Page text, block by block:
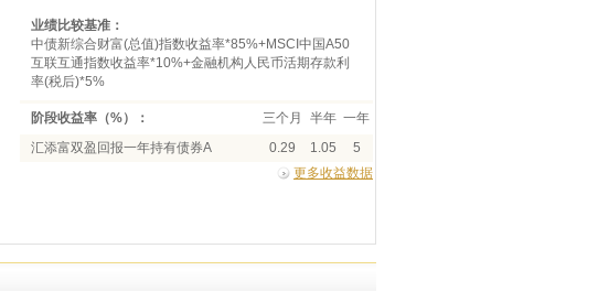
业绩比较基准：
中债新综合财富(总值)指数收益率*85%+MSCI中国A50
互联互通指数收益率*10%+金融机构人民币活期存款利
率(税后)*5%
阶段收益率（%）： 三个月 半年 一年
汇添富双盈回报一年持有债券A 0.29 1.05
5
更多收益数据